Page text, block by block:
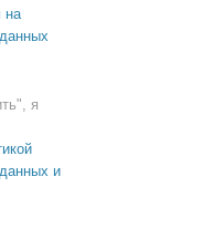
на
я
и